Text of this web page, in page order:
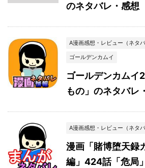
のネタバレ・感想
A漫画感想・レビュー（ネタバ
ゴールデンカムイ
ゴールデンカムイ
もの」のネタバレ
A漫画感想・レビュー（ネタバ
漫画「賭博堕天録
編」424話「危局